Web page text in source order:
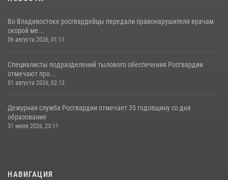
Во Владивостоке росгвардейцы передали правонарушителя врачам
скорой ме...
06 августа 2026, 01:11
Специалисты подразделений тылового обеспечения Росгвардии
отмечают про...
01 августа 2026, 02:13
Дежурная служба Росгвардии отмечает 35 годовщину со дня
образования
31 июля 2026, 23:11
НАВИГАЦИЯ